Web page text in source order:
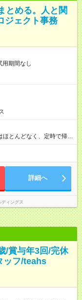
とめる。人と関
ジェクト事務
期間】試用期間なし
進捗管理や事務が中心な
ば、自然と区切りをつけ
詳細へ
ディングス
賞与年3回/完休
ッフ/teahs